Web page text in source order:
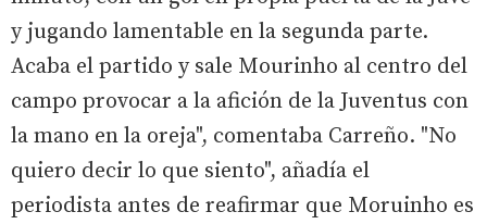
y jugando lamentable en la segunda parte.
Acaba el partido y sale Mourinho al centro del
campo provocar a la afición de la Juventus con
la mano en la oreja", comentaba Carreño. "No
quiero decir lo que siento", añadía el
periodista antes de reafirmar que Moruinho es